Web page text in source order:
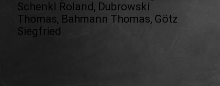
Schenkl Roland, Dubrowski
Thomas, Bahmann Thomas, Götz
Siegfried